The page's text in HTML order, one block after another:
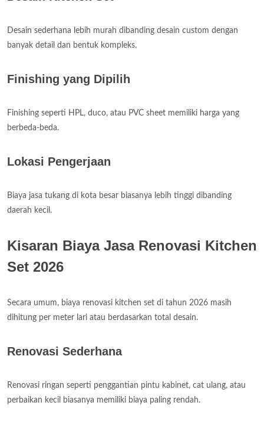
Desain sederhana lebih murah dibanding desain custom dengan
banyak detail dan bentuk kompleks.
Finishing yang Dipilih
Finishing seperti HPL, duco, atau PVC sheet memiliki harga yang
berbeda-beda.
Lokasi Pengerjaan
Biaya jasa tukang di kota besar biasanya lebih tinggi dibanding
daerah kecil.
Kisaran Biaya Jasa Renovasi Kitchen
Set 2026
Secara umum, biaya renovasi kitchen set di tahun 2026 masih
dihitung per meter lari atau berdasarkan total desain.
Renovasi Sederhana
Renovasi ringan seperti penggantian pintu kabinet, cat ulang, atau
perbaikan kecil biasanya memiliki biaya paling rendah.